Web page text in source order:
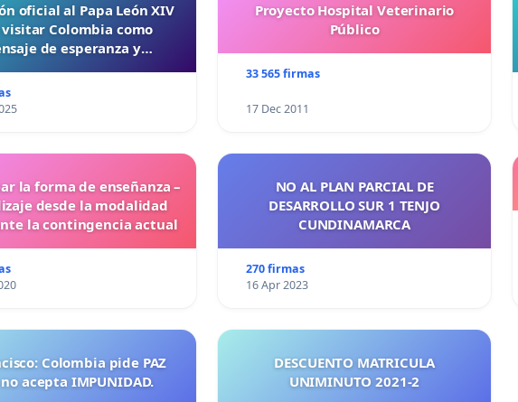
oficial al Papa León XIV
Colombia como
de esperanza y
Proyecto Hospital Veterinario
Público
33 565 firmas
17 Dec 2011
la forma de enseñanza –
desde la modalidad
la contingencia actual
NO AL PLAN PARCIAL DE
DESARROLLO SUR 1 TENJO
CUNDINAMARCA
270 firmas
16 Apr 2023
Colombia pide PAZ
acepta IMPUNIDAD.
DESCUENTO MATRICULA
UNIMINUTO 2021-2